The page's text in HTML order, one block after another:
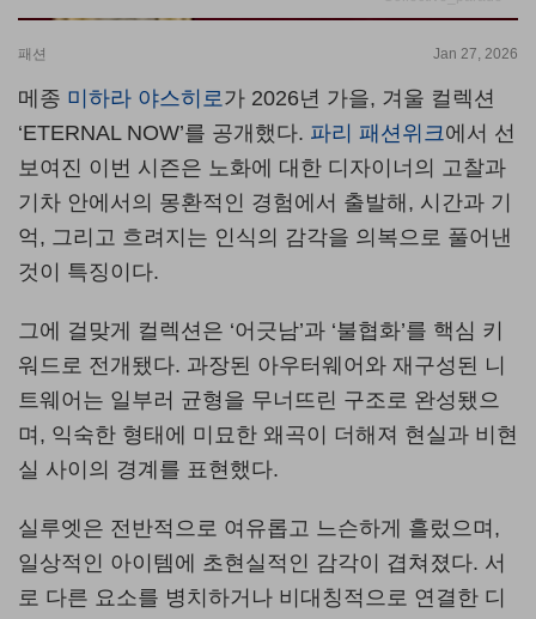
패션 Jan 27, 2026
메종 미하라 야스히로가 2026년 가을, 겨울 컬렉션
‘ETERNAL NOW’를 공개했다. 파리 패션위크에서 선
보여진 이번 시즌은 노화에 대한 디자이너의 고찰과
기차 안에서의 몽환적인 경험에서 출발해 , 시간과 기
억 , 그리고 흐려지는 인식의 감각을 의복으로 풀어낸
것이 특징이다.
그에 걸맞게 컬렉션은 ‘어긋남’과 ‘불협화’를 핵심 키
워드로 전개됐다. 과장된 아우터웨어와 재구성된 니
트웨어는 일부러 균형을 무너뜨린 구조로 완성됐으
며 , 익숙한 형태에 미묘한 왜곡이 더해져 현실과 비현
실 사이의 경계를 표현했다.
실루엣은 전반적으로 여유롭고 느슨하게 흘렀으며 ,
일상적인 아이템에 초현실적인 감각이 겹쳐졌다. 서
로 다른 요소를 병치하거나 비대칭적으로 연결한 디